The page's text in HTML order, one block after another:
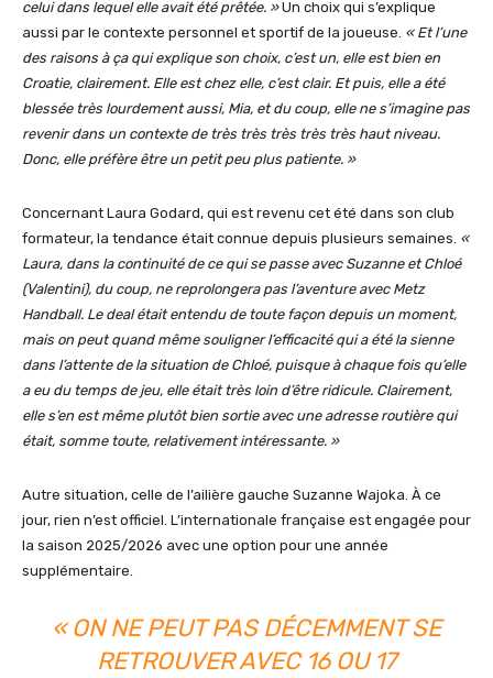
celui dans lequel elle avait été prêtée. »Un choix qui s’explique
aussi par le contexte personnel et sportif de la joueuse. « Et l’une
des raisons à ça qui explique son choix, c’est un, elle est bien en
Croatie, clairement. Elle est chez elle, c’est clair. Et puis, elle a été
blessée très lourdement aussi, Mia, et du coup, elle ne s’imagine pas
revenir dans un contexte de très très très très très haut niveau.
Donc, elle préfère être un petit peu plus patiente. »
Concernant Laura Godard, qui est revenu cet été dans son club
formateur, la tendance était connue depuis plusieurs semaines. «
Laura, dans la continuité de ce qui se passe avec Suzanne et Chloé
(Valentini), du coup, ne reprolongera pas l’aventure avec Metz
Handball. Le deal était entendu de toute façon depuis un moment,
mais on peut quand même souligner l’efficacité qui a été la sienne
dans l’attente de la situation de Chloé, puisque à chaque fois qu’elle
a eu du temps de jeu, elle était très loin d’être ridicule. Clairement,
elle s’en est même plutôt bien sortie avec une adresse routière qui
était, somme toute, relativement intéressante. »
Autre situation, celle de l’ailière gauche Suzanne Wajoka. À ce
jour, rien n’est officiel. L’internationale française est engagée pour
la saison 2025/2026 avec une option pour une année
supplémentaire.
«ON NE PEUT PAS DÉCEMMENT SE
RETROUVER AVEC 16 OU 17